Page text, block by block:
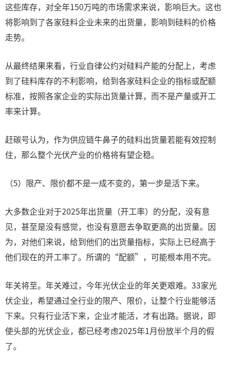
这些库存，对全年150万吨的市场需求来说，影响巨大。这也
将影响到了各家硅料企业未来的出货量，影响到硅料的价格
走势。
从最终结果来看，行业自律公约对硅料产能的分配上，考虑
到了硅料库存的不利影响，给到各家硅料企业的指标或配额
标准，按照各家企业的实际出货量计算，而不是产量或开工
率来计算。
赶碳号认为，作为供应链牛鼻子的硅料出货量若能有效控制
住，那么整个光伏产业的价格将有望企稳。
（5）限产、限价都不是一成不变的，第一步是活下来。
大多数企业对于2025年出货量（开工率）的分配，没有意
见，甚至是没有感觉，也没有意愿去争取更高的出货量。因
为，对他们来说，给到他们的出货量指标，实际上已经高于
他们现在的开工率了。所谓的“配额”，可能根本用不完。
年关将至。年关难过，今年光伏企业的年关更艰难。33家光
伏企业，希望通过全行业的限产、限价，让整个行业能够活
下来。只有行业活下来，企业才能活，才有出路。据说，即
使头部的光伏企业，都已经考虑2025年1月份放半个月的假
了。